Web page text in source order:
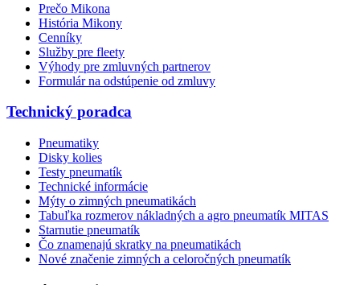
Prečo Mikona
História Mikony
Cenníky
Služby pre fleety
Výhody pre zmluvných partnerov
Formulár na odstúpenie od zmluvy
Technický poradca
Pneumatiky
Disky kolies
Testy pneumatík
Technické informácie
Mýty o zimných pneumatikách
Tabuľka rozmerov nákladných a agro pneumatík MITAS
Starnutie pneumatík
Čo znamenajú skratky na pneumatikách
Nové značenie zimných a celoročných pneumatík